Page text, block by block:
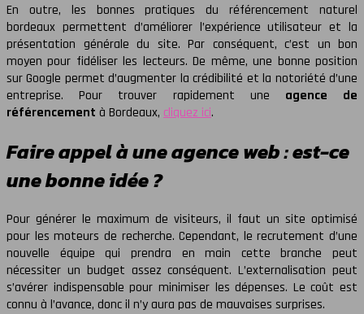
En outre, les bonnes pratiques du référencement naturel
bordeaux permettent d’améliorer l’expérience utilisateur et la
présentation générale du site. Par conséquent, c’est un bon
moyen pour fidéliser les lecteurs. De même, une bonne position
sur Google permet d’augmenter la crédibilité et la notoriété d’une
entreprise. Pour trouver rapidement une agence de
référencement à Bordeaux, cliquez ici.
Faire appel à une agence web : est-ce
une bonne idée ?
Pour générer le maximum de visiteurs, il faut un site optimisé
pour les moteurs de recherche. Cependant, le recrutement d’une
nouvelle équipe qui prendra en main cette branche peut
nécessiter un budget assez conséquent. L’externalisation peut
s’avérer indispensable pour minimiser les dépenses. Le coût est
connu à l’avance, donc il n’y aura pas de mauvaises surprises.